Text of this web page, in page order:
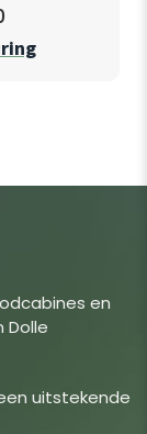
en
Dolle
uitstekende